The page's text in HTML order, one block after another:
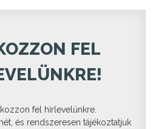
FEL
fel hírlevelünkre.
és rendszeresen tájékoztatjuk